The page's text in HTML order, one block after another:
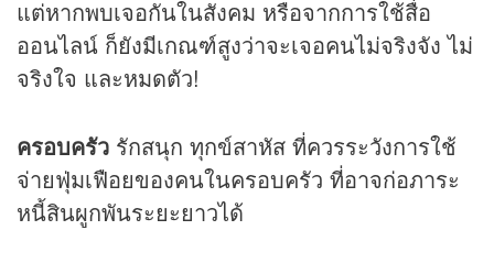
แต่หากพบเจอกันในสังคม หรือจากการใช้สื่อ
ออนไลน์ ก็ยังมีเกณฑ์สูงว่าจะเจอคนไม่จริงจัง ไม่
จริงใจ และหมดตัว!
ครอบครัว รักสนุก ทุกข์สาหัส ที่ควรระวังการใช้
จ่ายฟุ่มเฟือยของคนในครอบครัว ที่อาจก่อภาระ
หนี้สินผูกพันระยะยาวได้